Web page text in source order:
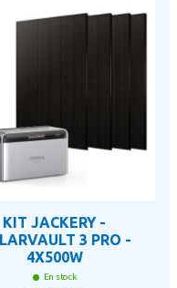
KIT JACKERY -
3 PRO -
4X500W
En stock